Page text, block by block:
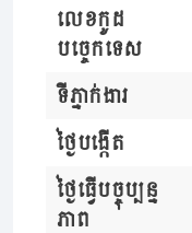
លេខកូដ
បច្ចេកទេស
ទីភ្នាក់ងារ
ថ្ងៃបង្កើត
ថ្ងៃធ្វើបច្ចុប្បន្ន
ភាព